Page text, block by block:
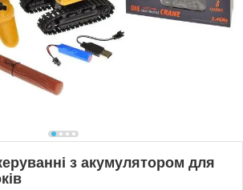
з акумулятором для